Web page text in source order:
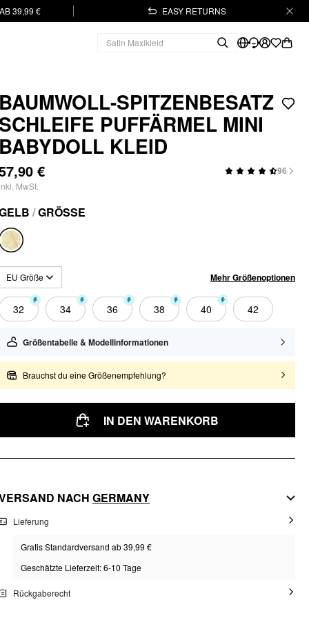
39,99 € EASY RETURNS
BAUMWOLL-SPITZENBESATZ
SCHLEIFE PUFFÄRMEL MINI
BABYDOLL KLEID
€ 96
MwSt.
/GRÖSSE
EU Größe Mehr Größenoptionen
32 34 36 38 40 42
Größentabelle & Modellinformationen
Brauchst du eine Größenempfehlung?
IN DEN WARENKORB
NACH GERMANY
Lieferung
Gratis Standardversand ab 39,99 €
Geschätzte Lieferzeit: 6-10 Tage
Rückgaberecht